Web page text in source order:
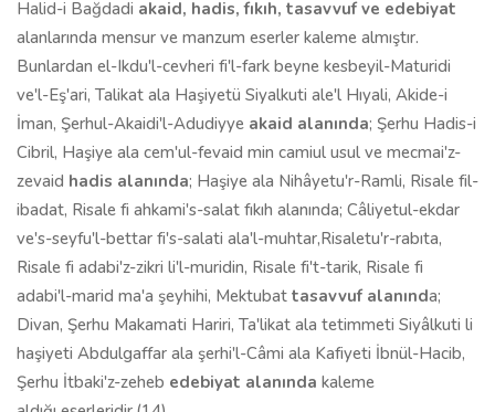
Halid-i Bağdadi akaid, hadis, fıkıh, tasavvufve edebiyat
alanlarında mensur ve manzum eserler kaleme almıştır.
Bunlardan el-Ikdu'l-cevheri fi'l-fark beyne kesbeyil-Maturidi
ve'l-Eş'ari, Talikat ala Haşiyetü Siyalkuti ale'l Hıyali, Akide-i
İman, Şerhul-Akaidi'l-Adudiyye akaid alanında; Şerhu Hadis-i
Cibril, Haşiye ala cem'ul-fevaid min camiul usul ve mecmai'z-
zevaid hadis alanında; Haşiye ala Nihâyetu'r-Ramli, Risale fil-
ibadat, Risale fi ahkami's-salat fıkıh alanında; Câliyetul-ekdar
ve's-seyfu'l-bettar fi's-salati ala'l-muhtar,Risaletu'r-rabıta,
Risale fi adabi'z-zikri li'l-muridin, Risale fi't-tarik, Risale fi
adabi'l-marid ma'a şeyhihi, Mektubat tasavvuf alanında;
Divan, Şerhu Makamati Hariri, Ta'likat ala tetimmeti Siyâlkuti li
haşiyeti Abdulgaffar ala şerhi'l-Câmi ala Kafiyeti İbnül-Hacib,
Şerhu İtbaki'z-zeheb edebiyat alanında kaleme